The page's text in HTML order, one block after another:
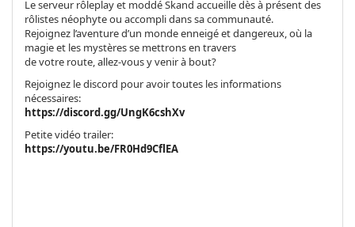
Le serveur rôleplay et moddé Skand accueille dès à présent des
rôlistes néophyte ou accompli dans sa communauté.
Rejoignez l’aventure d’un monde enneigé et dangereux, où la
magie et les mystères se mettrons en travers
de votre route, allez-vous y venir à bout?
Rejoignez le discord pour avoir toutes les informations
nécessaires:
https://discord.gg/UngK6cshXv
Petite vidéo trailer:
https://youtu.be/FR0Hd9CflEA